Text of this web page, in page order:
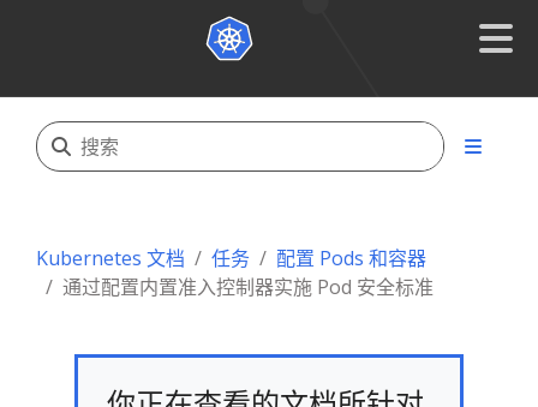
Kubernetes 文档 任务
配置 Pods 和容器
通过配置内置准入控制器实施 Pod 安全标准